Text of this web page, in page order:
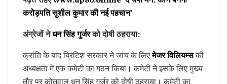
करोड़पति सुशील कुमार की नई पहचान’
अंग्रेजों नेधन सिंह गुर्जरको दोषी ठहराया:
क्रांति के बाद ब्रिटिश सरकार ने जांच के लिएमेजर विलियम्सकी
अध्यक्षता में एक कमेटी का गठन किया। कमेटी ने इसके लिए मुख्य
तौर पर कोतवाल धन सिंह गुर्जर को दोषी ठहराया। कमेटी का